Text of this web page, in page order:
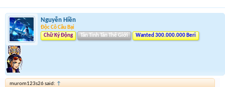
Nguyễn Hiền
Độc Cô Cầu Bại
Chữ Ký Động
Tân Tinh Tân Thế Giới Wanted 300.000.000 Beri
murom123s26 said: ↑